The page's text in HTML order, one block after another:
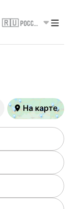
🇷🇺 Россия
На карте